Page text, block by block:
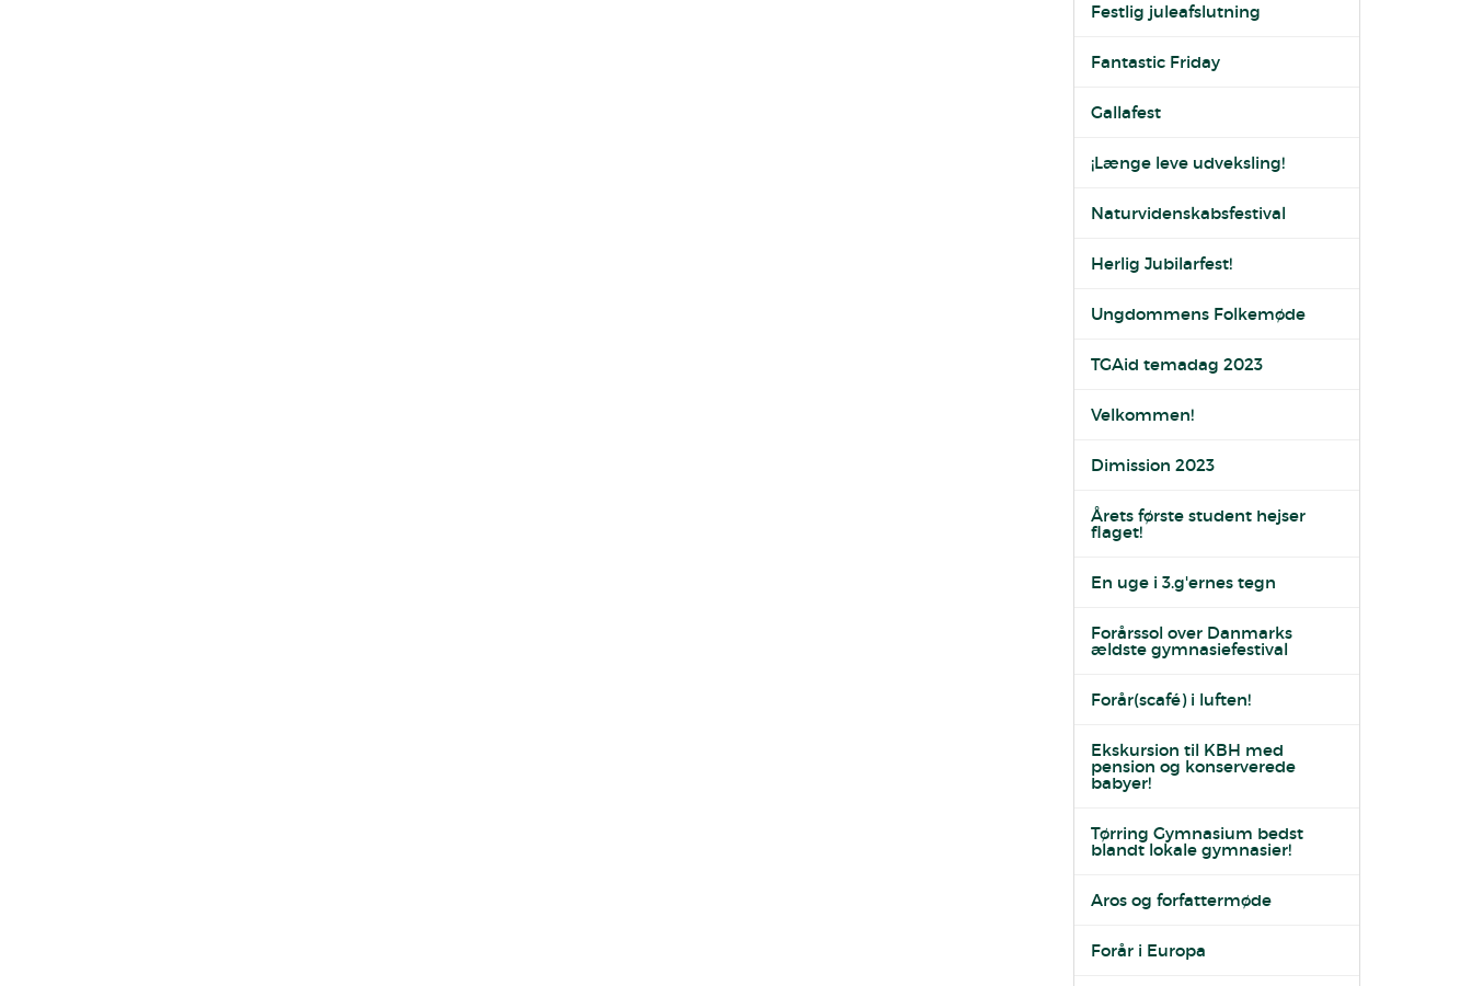
Festlig juleafslutning
Fantastic Friday
Gallafest
¡Længe leve udveksling!
Naturvidenskabsfestival
Herlig Jubilarfest!
Ungdommens Folkemøde
TGAid temadag 2023
Velkommen!
Dimission 2023
Årets første student hejser
flaget!
En uge i 3.g'ernes tegn
Forårssol over Danmarks
ældste gymnasiefestival
Forår(scafé) i luften!
Ekskursion til KBH med
pension og konserverede
babyer!
Tørring Gymnasium bedst
blandt lokale gymnasier!
Aros og forfattermøde
Forår i Europa